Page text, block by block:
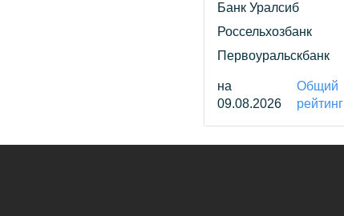
Банк Уралсиб
Россельхозбанк
Первоуральскбанк
на
09.08.2026
Общий
рейтинг